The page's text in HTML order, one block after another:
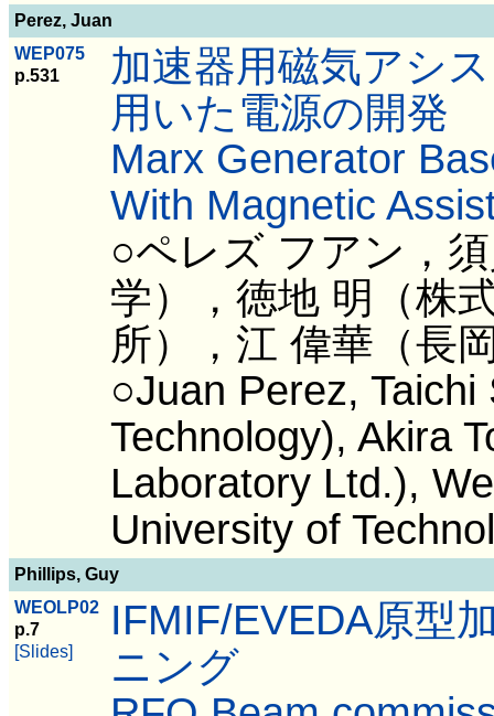
Perez, Juan
WEP075
p.531
加速器用磁気アシ
用いた電源の開発
Marx Generator
With Magnetic
○ペレズ フアン，
学），徳地 明（株
所），江 偉華（長
○Juan Perez,
Technology), Akira
Laboratory Ltd.),
University of
Phillips, Guy
WEOLP02
p.7
[Slides]
IFMIF/EVEDA原型
ニング